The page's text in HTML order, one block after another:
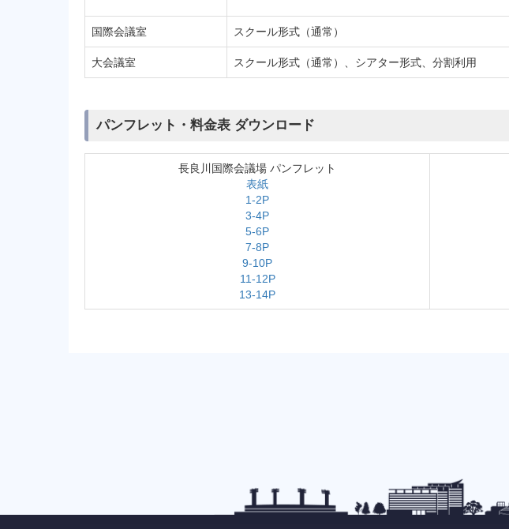
国際会議室 スクール形式（通常）
大会議室 スクール形式（通常）、シアター形式、分割利用
パンフレット・料金表 ダウンロード
長良川国際会議場 パンフレット
表紙
1-2P
3-4P
5-6P
7-8P
9-10P
11-12P
13-14P